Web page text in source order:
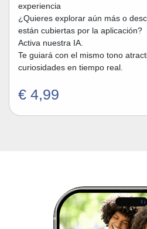
experiencia
¿Quieres explorar aún más o
están cubiertas por la aplicación?
Activa nuestra IA.
Te guiará con el mismo tono
curiosidades en tiempo real.
€ 4,99